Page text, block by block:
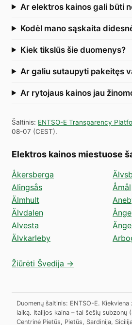
Ar elektros kainos gali būti
Kodėl mano sąskaita
Kiek tikslūs šie duomenys?
Ar galiu sutaupyti pakeitęs
Ar rytojaus kainos jau
Šaltinis: ENTSO-E Transparency
08-07 (CEST).
Elektros kainos miestuose
Åkersberga
Alingsås
Älmhult
Älvdalen
Alvesta
Älvkarleby
Åmål
Ånge
Žiūrėti Švedija →
Duomenų šaltinis: ENTSO-E.
laiką. Italijos kaina – tai šešių subzonų
Centrinė Pietūs, Pietūs, Sardinija,